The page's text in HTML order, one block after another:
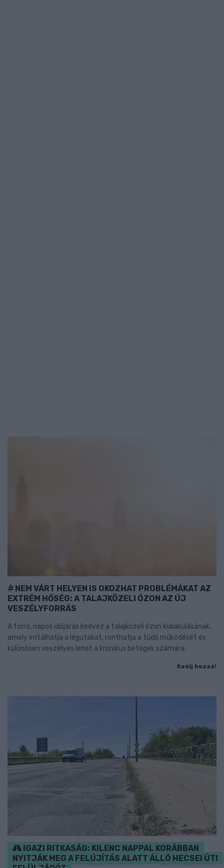
NEM VÁRT HELYEN IS OKOZHAT PROBLÉMÁKAT AZ
EXTRÉM HŐSÉG: A TALAJKÖZELI ÓZON AZ ÚJ
VESZÉLYFORRÁS
A forró, napos időjárás kedvez a talajközeli ózon kialakulásának,
amely irritálhatja a légutakat, ronthatja a tüdő működését és
különösen veszélyes lehet a krónikus betegek számára.
Szólj hozzá!
IGAZI RITKASÁG: KILENC NAPPAL KORÁBBAN
NYITJÁK MEG A FELÚJÍTÁS ALATT ÁLLÓ HECSEI ÚTI